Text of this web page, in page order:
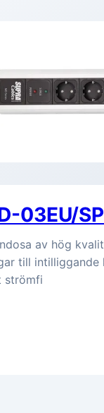
03EU/
av hög
till
strömfi